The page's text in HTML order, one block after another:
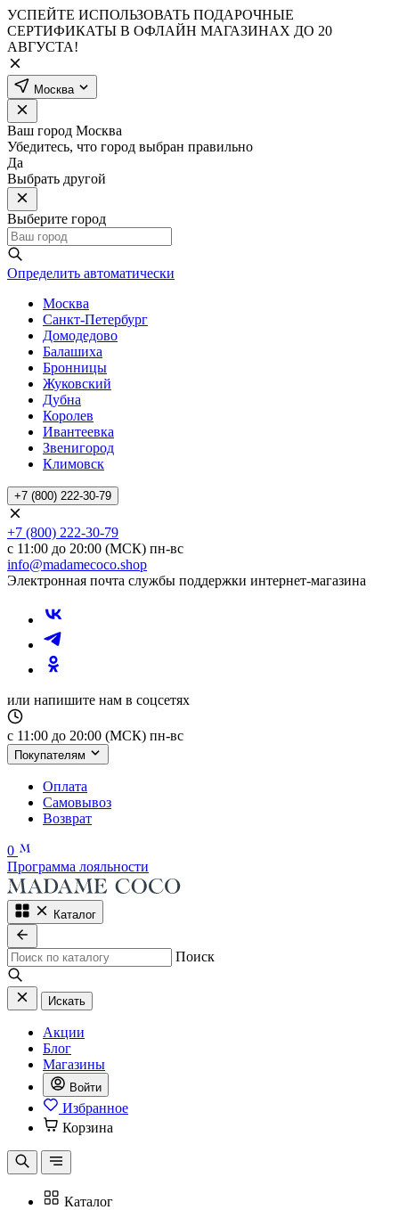
УСПЕЙТЕ ИСПОЛЬЗОВАТЬ ПОДАРОЧНЫЕ
СЕРТИФИКАТЫ В ОФЛАЙН МАГАЗИНАХ ДО 20
АВГУСТА!
Москва
Ваш город Москва
Убедитесь, что город выбран правильно
Да
Выбрать другой
Выберите город
Определить автоматически
Москва
Санкт-Петербург
Домодедово
Балашиха
Бронницы
Жуковский
Дубна
Королев
Ивантеевка
Звенигород
Климовск
+7 (800) 222-30-79
+7 (800) 222-30-79
с 11:00 до 20:00 (МСК) пн-вс
info@madamecoco.shop
Электронная почта службы поддержки интернет-магазина
или напишите нам в соцсетях
с 11:00 до 20:00 (МСК) пн-вс
Покупателям
Оплата
Самовывоз
Возврат
0
Программа лояльности
Каталог
Поиск
Искать
Акции
Блог
Магазины
Войти
Избранное
Корзина
Каталог